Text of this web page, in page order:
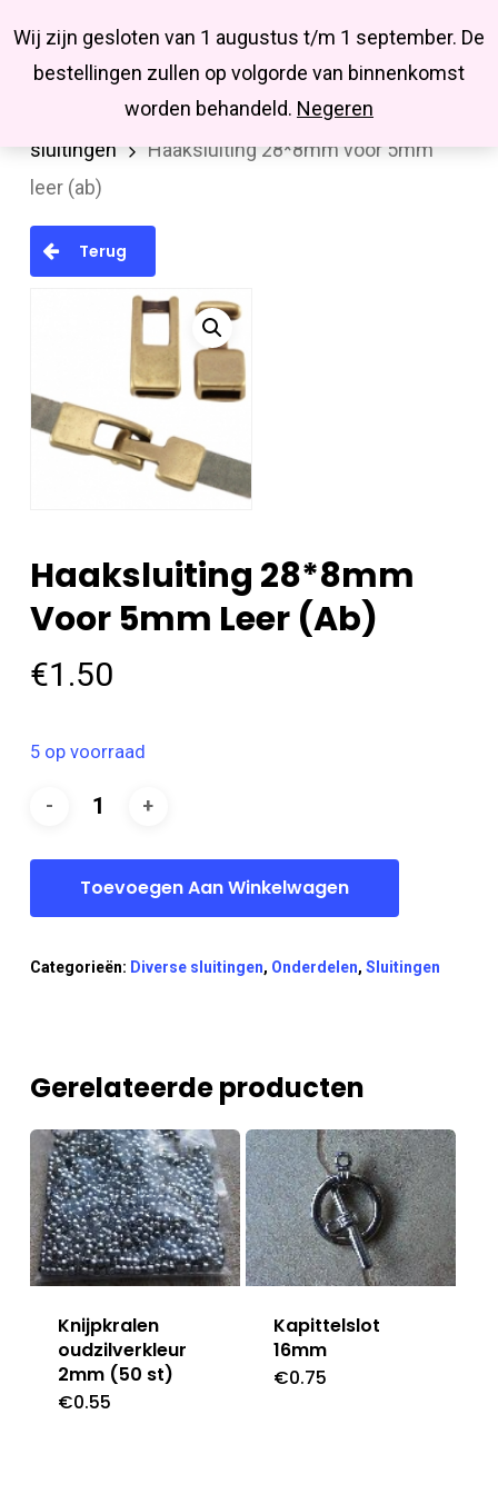
Wij zijn gesloten van 1 augustus t/m 1 september. De
bestellingen zullen op volgorde van binnenkomst
worden behandeld. Negeren
main
Missbluesieraden
searchaccount
Onderdelen Sluitingen
Diverse
sluitingen
Haaksluiting 28*8mm voor 5mm
leer (ab)
Terug
Haaksluiting 28*8mm
Voor 5mm Leer (ab)
€1.50
5 op voorraad
Toevoegen Aan Winkelwagen
Categorieën: Diverse sluitingen, Onderdelen, Sluitingen
Gerelateerde producten
Knijpkralen
oudzilverkleur
2mm (50 st)
€0.55
Kapittelslot
16mm
€0.75
Close